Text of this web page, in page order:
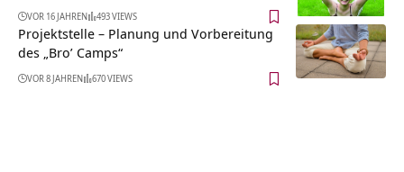
VOR 16 JAHREN 493 VIEWS
Projektstelle – Planung und Vorbereitung
des „Bro’ Camps“
VOR 8 JAHREN 670 VIEWS